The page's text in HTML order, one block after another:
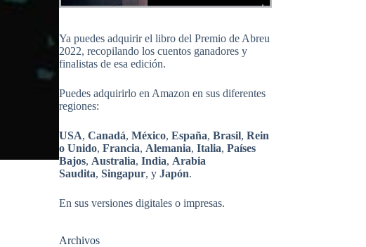
Ya puedes adquirir el libro del Premio de Abreu
2022, recopilando los cuentos ganadores y
finalistas de esa edición.
Puedes adquirirlo en Amazon en sus diferentes
regiones:
USA,Canadá,México,España,Brasil,Rein
o Unido,Francia, Alemania,Italia,Países
Bajos, Australia,India, Arabia
Saudita,Singapur, yJapón.
En sus versiones digitales o impresas.
Archivos